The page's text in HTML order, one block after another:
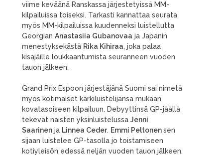
viime keväänä Ranskassa järjestetyissä MM-
kilpailuissa toiseksi. Tarkasti kannattaa seurata
myös MM-kilpailuissa kuudenneksi luistellutta
Georgian Anastasiia Gubanovaa ja Japanin
menestyksekästä Rika Kihiraa, joka palaa
kisajäille loukkaantumista seuranneen vuoden
tauon jälkeen.
Grand Prix Espoon järjestäjänä Suomi sai nimetä
myös kotimaiset kärkiluistelijansa mukaan
kovatasoiseen kilpailuun. Debyyttinsä GP-jäällä
tekevät naisten yksinluistelussa Jenni
Saarinen ja Linnea Ceder. Emmi Peltonensen
sijaan luistelee GP-tasolla jo toistamiseen
kotiyleisön edessä neljän vuoden tauon jälkeen.